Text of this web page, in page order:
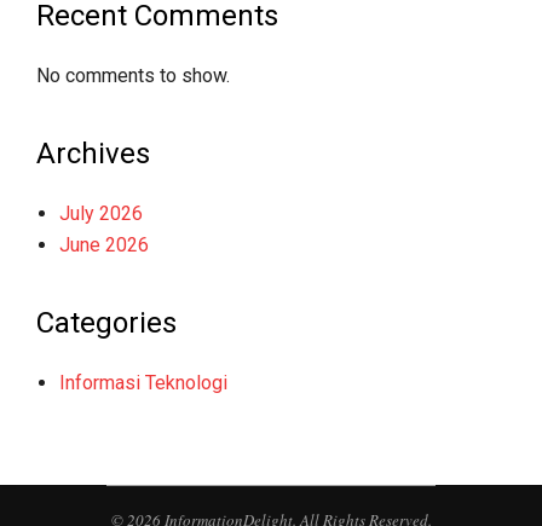
Recent Comments
No comments to show.
Archives
July 2026
June 2026
Categories
Informasi Teknologi
© 2026 InformationDelight. All Rights Reserved.